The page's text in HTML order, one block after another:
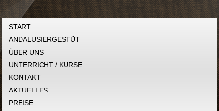
START
ANDALUSIERGESTÜT
ÜBER UNS
UNTERRICHT / KURSE
KONTAKT
AKTUELLES
PREISE